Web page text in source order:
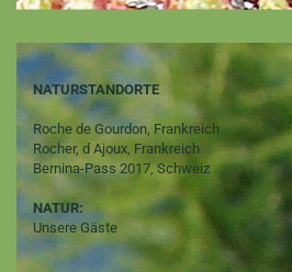
NATURSTANDORTE
Roche de Gourdon, Frankreich
Rocher, d Ajoux, Frankreich
Bernina-Pass 2017, Schweiz
NATUR:
Unsere Gäste